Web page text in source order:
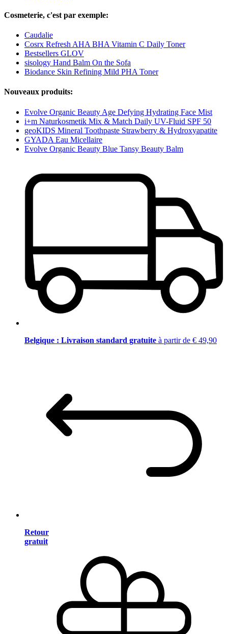
Cosmeterie, c'est par exemple:
Caudalie
Cosrx Refresh AHA BHA Vitamin C Daily Toner
Bestsellers GLOV
sisology Hand Balm On the Sofa
Biodance Skin Refining Mild PHA Toner
Nouveaux produits:
Evolve Organic Beauty Age Defying Hydrating Face Mist
i+m Naturkosmetik Mix & Match Daily UV-Fluid SPF 50
geoKIDS Mineral Toothpaste Strawberry & Hydroxyapatite
GYADA Eau Micellaire
Evolve Organic Beauty Blue Tansy Beauty Balm
Belgique : Livraison standard gratuite à partir de € 49,90
Retour
gratuit